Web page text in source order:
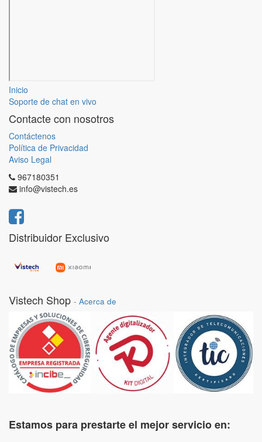
Inicio
Soporte de chat en vivo
Contacte con nosotros
Contáctenos
Política de Privacidad
Aviso Legal
967180351
info@vistech.es
Distribuidor Exclusivo
Vistech Shop - Acerca de
Estamos para prestarte el mejor servicio en: